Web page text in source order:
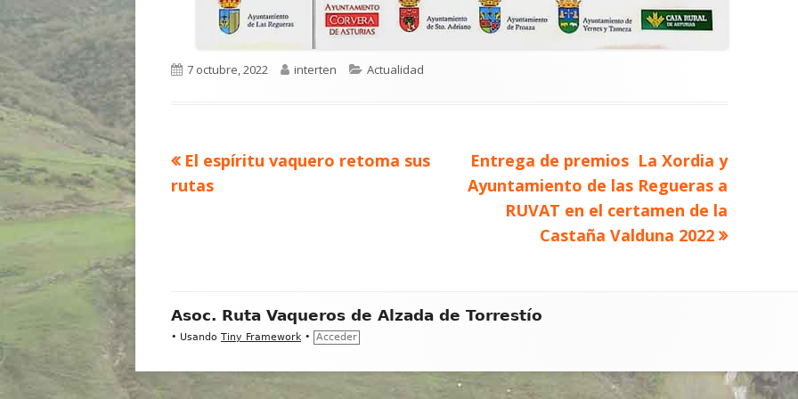
Publicado
7 octubre, 2022 Autor
interten Categorías
Actualidad
Navegación
Artículo
anterior
El espíritu vaquero retoma sus
rutas
Artículo
siguiente
Entrega de premios La Xordia y
Ayuntamiento de las Regueras a
RUVAT en el certamen de la
Castaña Valduna 2022
Contenido
del
Footer
Asoc. Ruta Vaqueros de Alzada de Torrestío
• Usando Tiny Framework • Acceder